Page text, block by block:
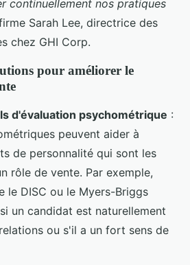
continuellement nos pratiques
Sarah Lee, directrice des
chez GHI Corp.
pour améliorer le
d'évaluation psychométrique :
peuvent aider à
de personnalité qui sont les
rôle de vente. Par exemple,
le DISC ou le Myers-Briggs
un candidat est naturellement
ou s'il a un fort sens de